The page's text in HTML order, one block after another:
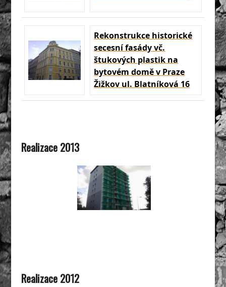
Rekonstrukce historické
secesní fasády vč.
štukových plastik na
bytovém domě v Praze
Žižkov ul. Blatníková 16
Realizace 2013
Realizace 2012